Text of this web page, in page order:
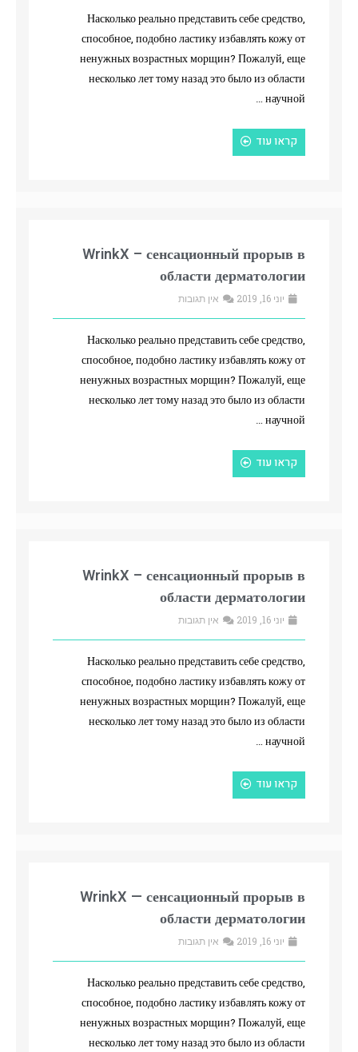
Насколько реально представить себе средство,
способное, подобно ластику избавлять кожу от
ненужных возрастных морщин? Пожалуй, еще
несколько лет тому назад это было из области
научной …
קראו עוד
WrinkX – сенсационный прорыв в
области дерматологии
יוני 16, 2019 אין תגובות
Насколько реально представить себе средство,
способное, подобно ластику избавлять кожу от
ненужных возрастных морщин? Пожалуй, еще
несколько лет тому назад это было из области
научной …
קראו עוד
WrinkX – сенсационный прорыв в
области дерматологии
יוני 16, 2019 אין תגובות
Насколько реально представить себе средство,
способное, подобно ластику избавлять кожу от
ненужных возрастных морщин? Пожалуй, еще
несколько лет тому назад это было из области
научной …
קראו עוד
WrinkX — сенсационный прорыв в
области дерматологии
יוני 16, 2019 אין תגובות
Насколько реально представить себе средство,
способное, подобно ластику избавлять кожу от
ненужных возрастных морщин? Пожалуй, еще
несколько лет тому назад это было из области